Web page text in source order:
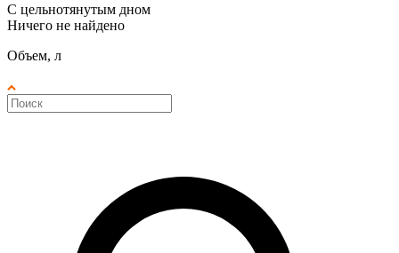
С цельнотянутым дном
Ничего не найдено
Объем, л